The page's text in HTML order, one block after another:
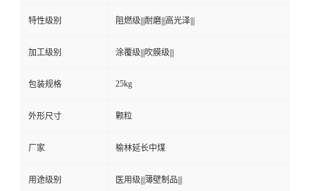
特性级别 阻燃级|||耐磨|||高光泽|||
加工级别 涂覆级|||吹膜级|||
包装规格 25kg
外形尺寸 颗粒
厂家 榆林延长中煤
用途级别 医用级|||薄壁制品|||